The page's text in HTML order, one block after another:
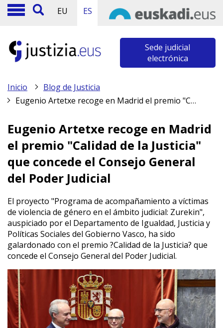
EU ES
Sede judicial
electrónica
Inicio
Blog de Justicia
Eugenio Artetxe recoge en Madrid el premio "Calidad de la Justicia" que concede el Consejo General del Poder Judicial
Eugenio Artetxe recoge en Madrid
el premio "Calidad de la Justicia"
que concede el Consejo General
del Poder Judicial
El proyecto "Programa de acompañamiento a víctimas
de violencia de género en el ámbito judicial: Zurekin",
auspiciado por el Departamento de Igualdad, Justicia y
Políticas Sociales del Gobierno Vasco, ha sido
galardonado con el premio ?Calidad de la Justicia? que
concede el Consejo General del Poder Judicial.